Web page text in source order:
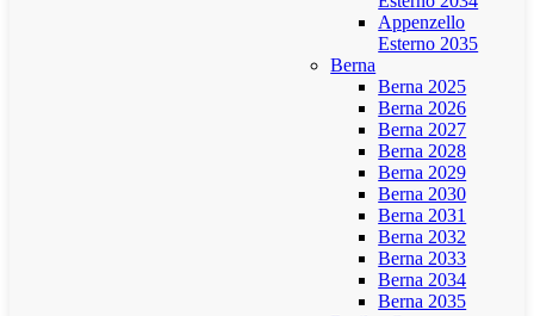
Appenzello
Esterno 2035
Berna
Berna 2025
Berna 2026
Berna 2027
Berna 2028
Berna 2029
Berna 2030
Berna 2031
Berna 2032
Berna 2033
Berna 2034
Berna 2035